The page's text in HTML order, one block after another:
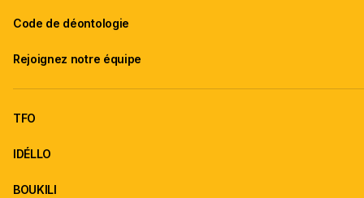
Code de déontologie
Rejoignez notre équipe
TFO
IDÉLLO
BOUKILI